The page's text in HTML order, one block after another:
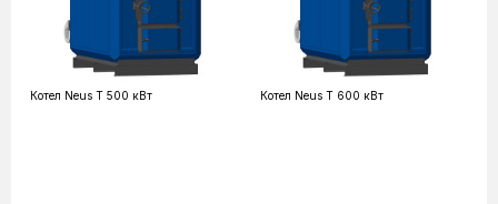
Котел Neus T 500 кВт Котел Neus T 600 кВт